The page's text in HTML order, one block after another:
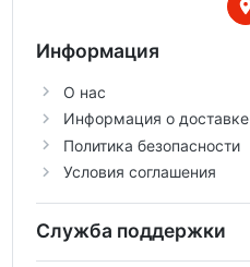
Информация
О нас
Информация о доставке
Политика безопасности
Условия соглашения
Служба поддержки